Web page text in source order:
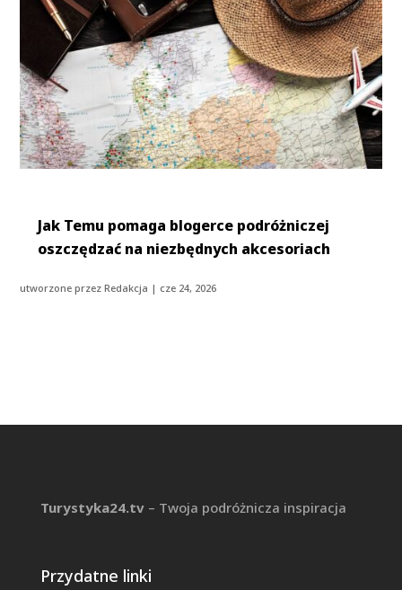
Jak Temu pomaga blogerce podróżniczej
oszczędzać na niezbędnych akcesoriach
utworzone przezRedakcja | cze 24, 2026
Turystyka24.tv– Twoja podróżnicza inspiracja
Przydatne linki